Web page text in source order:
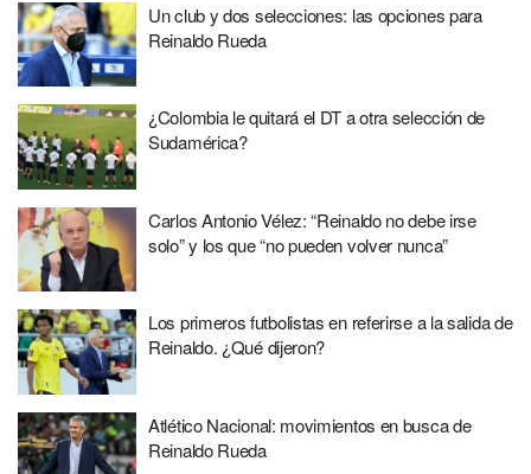
Un club y dos selecciones: las opciones para
Reinaldo Rueda
¿Colombia le quitará el DT a otra selección de
Sudamérica?
Carlos Antonio Vélez: “Reinaldo no debe irse
solo” y los que “no pueden volver nunca”
Los primeros futbolistas en referirse a la salida de
Reinaldo. ¿Qué dijeron?
Atlético Nacional: movimientos en busca de
Reinaldo Rueda